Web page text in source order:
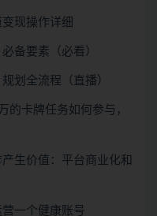
现操作详细
备要素（必看）
划全流程（直播）
的卡牌任务如何参与，
生价值：平台商业化和
一个健康账号